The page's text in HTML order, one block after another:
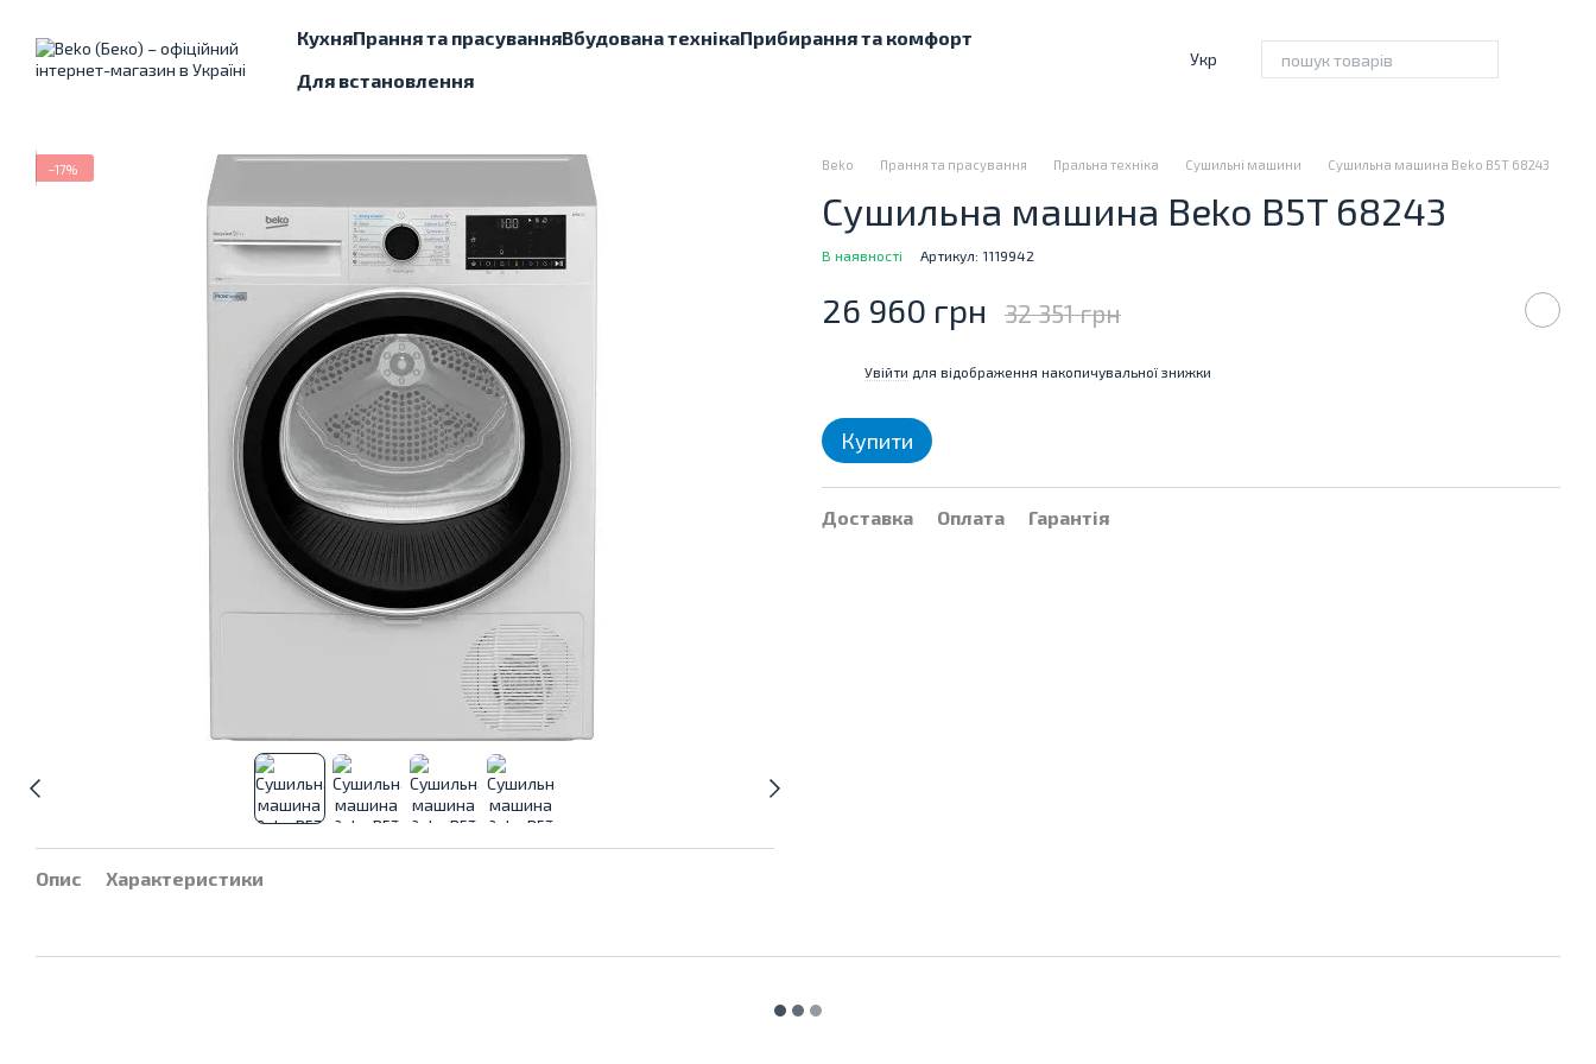
КухняПрання та прасуванняВбудована технікаПрибирання та комфорт
Для встановлення
Укр
−17%
Опис Характеристики
Beko Прання та прасування Пральна техніка Сушильні машини Сушильна машина Beko B5T 68243
Сушильна машина Beko B5T 68243
В наявності Артикул: 1119942
26 960 грн 32 351 грн
Увійти для відображення накопичувальної знижки
Купити
Доставка Оплата Гарантія